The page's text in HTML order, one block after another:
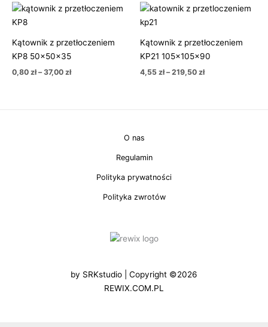
Kątownik z przetłoczeniem
KP8 50x50x35
0,80 zł – 37,00 zł
Zakres
do
Kątownik z przetłoczeniem
KP21 105x105x90
4,55 zł – 219,50 zł
Zakres
do
219,50 zł
O nas
Regulamin
Polityka prywatności
Polityka zwrotów
by SRKstudio | Copyright ©2026
REWIX.COM.PL